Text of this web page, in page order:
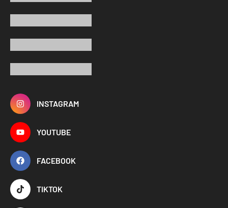
INSTAGRAM
YOUTUBE
FACEBOOK
TIKTOK